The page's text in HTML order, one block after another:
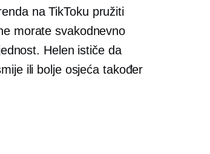
na TikToku pružiti
morate svakodnevno
Helen ističe da
ili bolje osjeća također